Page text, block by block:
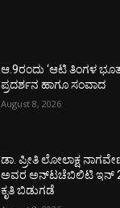
ಆ.9ರಂದು ‘ಆಟಿ ತಿಂಗಳ
ಪ್ರದರ್ಶನ ಹಾಗೂ ಸಂವಾದ
August 8, 2026
ಡಾ. ಪ್ರೀತಿ ಲೋಲಾಕ್ಷ
ಅವರ ಅನ್‌ಟಚೆಬಿಲಿಟಿ ಇನ್
ಕೃತಿ ಬಿಡುಗಡೆ